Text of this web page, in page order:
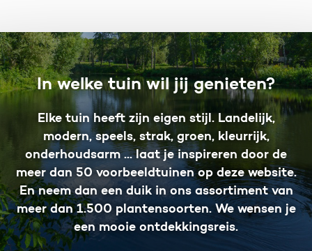
In welke tuin wil jij genieten?
Elke tuin heeft zijn eigen stijl. Landelijk,
modern, speels, strak, groen, kleurrijk,
onderhoudsarm ... laat je inspireren door de
meer dan 50 voorbeeldtuinen op deze website.
En neem dan een duik in ons assortiment van
meer dan 1.500 plantensoorten. We wensen je
een mooie ontdekkingsreis.